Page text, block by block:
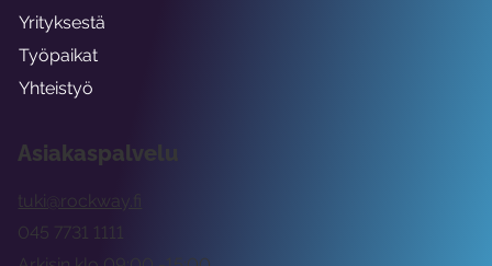
Asiakaspalvelu
tuki@rockway.fi
045 7731 1111
Yrityksestä
Työpaikat
Yhteistyö